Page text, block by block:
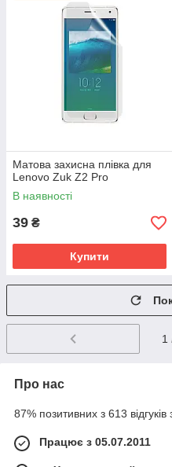
Матова захисна плівка для
Lenovo Zuk Z2 Pro
В наявності
39 ₴
Купити
1
Про нас
87% позитивних з 613 відгуків
Працює з 05.07.2011